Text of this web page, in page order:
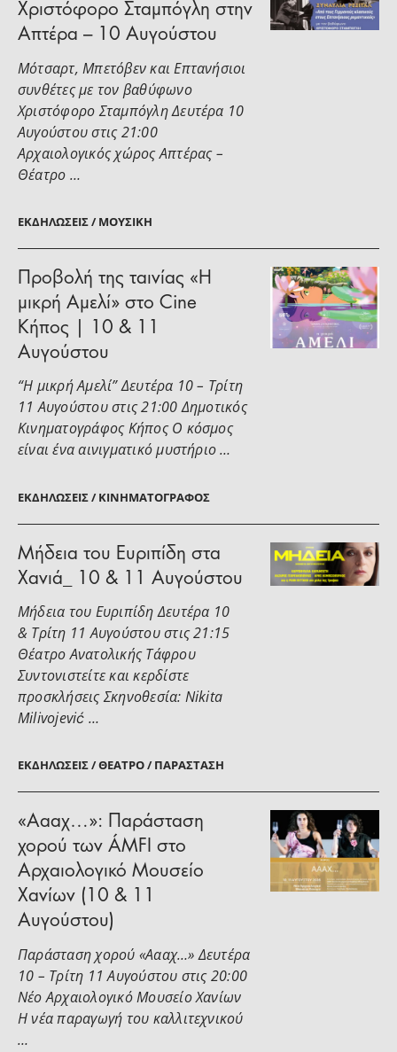
ΕΚΔΗΛΏΣΕΙΣ / ΜΟΥΣΙΚΉ
Χριστόφορο Σταμπόγλη στην
Απτέρα – 10 Αυγούστου
Μότσαρτ, Μπετόβεν και Επτανήσιοι
συνθέτες με τον βαθύφωνο
Χριστόφορο Σταμπόγλη Δευτέρα 10
Αυγούστου στις 21:00
Αρχαιολογικός χώρος Απτέρας –
Θέατρο …
ΕΚΔΗΛΏΣΕΙΣ / ΚΙΝΗΜΑΤΟΓΡΆΦΟΣ
Προβολή της ταινίας «Η
μικρή Αμελί» στο Cine
Κήπος | 10 & 11
Αυγούστου
“Η μικρή Αμελί” Δευτέρα 10 – Τρίτη
11 Αυγούστου στις 21:00 Δημοτικός
Κινηματογράφος Κήπος Ο κόσμος
είναι ένα αινιγματικό μυστήριο …
ΕΚΔΗΛΏΣΕΙΣ / ΘΈΑΤΡΟ / ΠΑΡΆΣΤΑΣΗ
Μήδεια του Ευριπίδη στα
Χανιά_ 10 & 11 Αυγούστου
Μήδεια του Ευριπίδη Δευτέρα 10
& Τρίτη 11 Αυγούστου στις 21:15
Θέατρο Ανατολικής Τάφρου
Συντονιστείτε και κερδίστε
προσκλήσεις Σκηνοθεσία: Nikita
Milivojević …
«Αααχ…»: Παράσταση
χορού των ÁMFI στο
Αρχαιολογικό Μουσείο
Χανίων (10 & 11
Αυγούστου)
Παράσταση χορού «Αααχ…» Δευτέρα
10 – Τρίτη 11 Αυγούστου στις 20:00
Νέο Αρχαιολογικό Μουσείο Χανίων
Η νέα παραγωγή του καλλιτεχνικού
…